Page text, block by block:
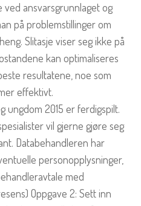
ved ansvarsgrunnlaget og
på problemstillinger om
Slitasje viser seg ikke på
kan optimaliseres
resultatene, noe som
effektivt.
ungdom 2015 er ferdigspilt.
vil gjerne gjøre seg
Databehandleren har
personopplysninger,
med
Oppgave 2: Sett inn